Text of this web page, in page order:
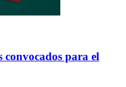
convocados para el